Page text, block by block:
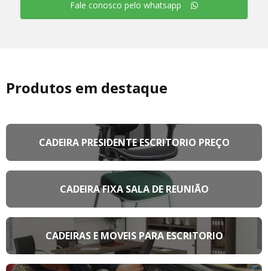
Fale conosco pelo whatsapp
Produtos em destaque
CADEIRA PRESIDENTE ESCRITORIO PREÇO
CADEIRA FIXA SALA DE REUNIÃO
CADEIRAS E MOVEIS PARA ESCRITORIO